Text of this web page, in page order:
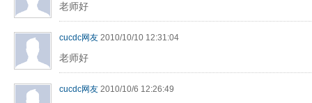
老师好
cucdc网友 2010/10/10 12:31:04
老师好
cucdc网友 2010/10/6 12:26:49